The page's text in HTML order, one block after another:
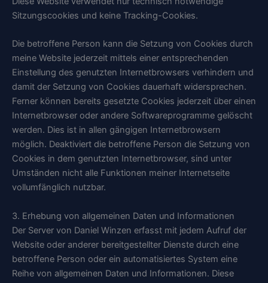
Sitzungscookies und keine Tracking-Cookies.
Die betroffene Person kann die Setzung von Cookies durch
meine Website jederzeit mittels einer entsprechenden
Einstellung des genutzten Internetbrowsers verhindern und
damit der Setzung von Cookies dauerhaft widersprechen.
Ferner können bereits gesetzte Cookies jederzeit über einen
Internetbrowser oder andere Softwareprogramme gelöscht
werden. Dies ist in allen gängigen Internetbrowsern
möglich. Deaktiviert die betroffene Person die Setzung von
Cookies in dem genutzten Internetbrowser, sind unter
Umständen nicht alle Funktionen meiner Internetseite
vollumfänglich nutzbar.
3. Erhebung von allgemeinen Daten und Informationen
Der Server von Daniel Winzen erfasst mit jedem Aufruf der
Website oder anderer bereitgestellter Dienste durch eine
betroffene Person oder ein automatisiertes System eine
Reihe von allgemeinen Daten und Informationen. Diese